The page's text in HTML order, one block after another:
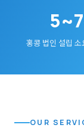
5~7
홍콩 법인 설립 소
OUR